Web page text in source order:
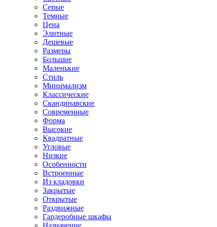
Серые
Темные
Цена
Элитные
Дешевые
Размеры
Большие
Маленькие
Стиль
Минимализм
Классические
Скандинавские
Современные
Форма
Высокие
Квадратные
Угловые
Низкие
Особенности
Встроенные
Из кладовки
Закрытые
Открытые
Раздвижные
Гардеробные шкафы
Назначение